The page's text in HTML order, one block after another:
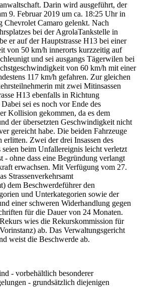
Darin wird ausgeführt, der
9. Februar 2019 um ca. 18:25 Uhr in
Chevrolet Camaro gelenkt. Nach
bei der AgrolaTankstelle in
er auf der Hauptstrasse H13 bei einer
von 50 km/h innerorts kurzzeitig auf
und sei ausgangs Tägerwilen bei
von 60 km/h mit einer
117 km/h gefahren. Zur gleichen
mit zwei Mitinsassen
H13 ebenfalls in Richtung
sei es noch vor Ende des
Kollision gekommen, da es dem
der übersetzten Geschwindigkeit nicht
gereicht habe. Die beiden Fahrzeuge
erlitten. Zwei der drei Insassen des
seien beim Unfallereignis leicht verletzt
- ohne dass eine Begründung verlangt
erwachsen. Mit Verfügung vom 27.
Strassenverkehrsamt
dem Beschwerdeführer den
und Unterkategorien sowie der
einer schweren Widerhandlung gegen
für die Dauer von 24 Monaten.
wies die Rekurskommission für
ab. Das Verwaltungsgericht
weist die Beschwerde ab.
- vorbehältlich besonderer
- grundsätzlich diejenigen